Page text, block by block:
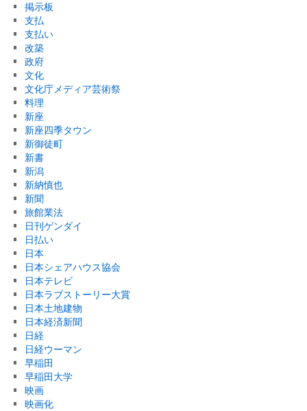
掲示板
支払
支払い
改築
政府
文化
文化庁メディア芸術祭
料理
新座
新座四季タウン
新御徒町
新書
新潟
新納慎也
新聞
旅館業法
日刊ゲンダイ
日払い
日本
日本シェアハウス協会
日本テレビ
日本ラブストーリー大賞
日本土地建物
日本経済新聞
日経
日経ウーマン
早稲田
早稲田大学
映画
映画化